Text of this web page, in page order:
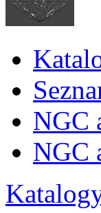
NGC
NGC